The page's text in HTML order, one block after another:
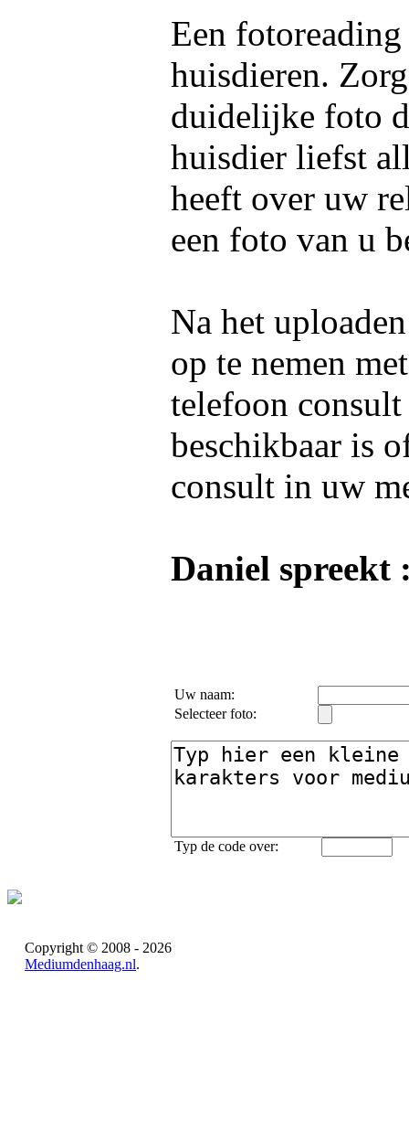
Een
huisdieren.
duidelijke foto
huisdier liefst
heeft over uw
een foto van u
Na het
op te nemen
telefoon
beschikbaar is
consult in uw
Daniel spreekt
Uw naam:
Selecteer foto:
Typ de code over:
Copyright © 2008 - 2026
Mediumdenhaag.nl.